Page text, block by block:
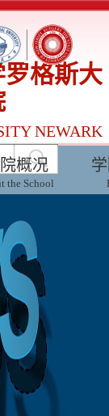
格斯大
NEWARK
概况
the School